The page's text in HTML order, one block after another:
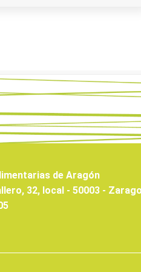
de Aragón
32, local - 50003 -